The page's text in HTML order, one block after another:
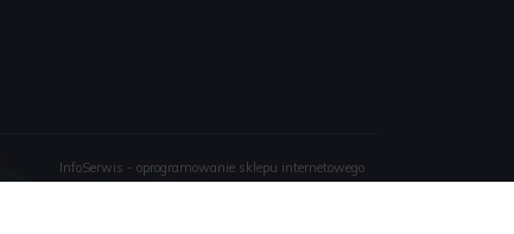
InfoSerwis - oprogramowanie sklepu internetowego